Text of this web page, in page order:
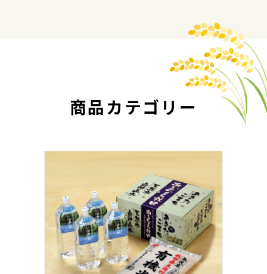
商品カテゴリー